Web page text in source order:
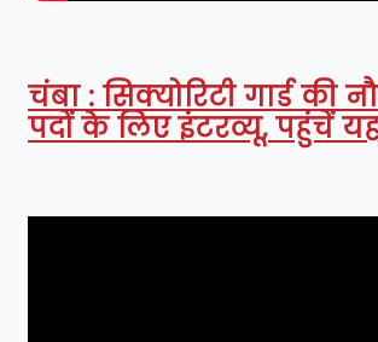
चंबा : सिक्योरिटी गार्ड की
पदों के लिए इंटरव्यू, पहुंचें